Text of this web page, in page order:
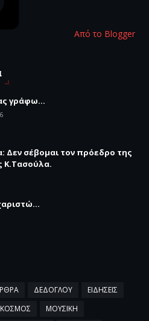
Από το Blogger
γράφω...
Δεν σέβομαι τον πρόεδρο της
Κ.Τασούλα.
ΔΕΔΟΓΛΟΥ
ΕΙΔΗΣΕΙΣ
ΚΟΣΜΟΣ
ΜΟΥΣΙΚΗ